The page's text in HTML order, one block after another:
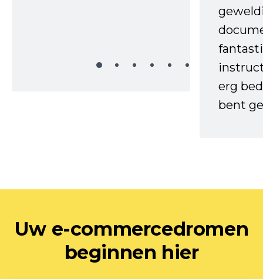
erg
bent
Uw e-commercedromen
beginnen hier